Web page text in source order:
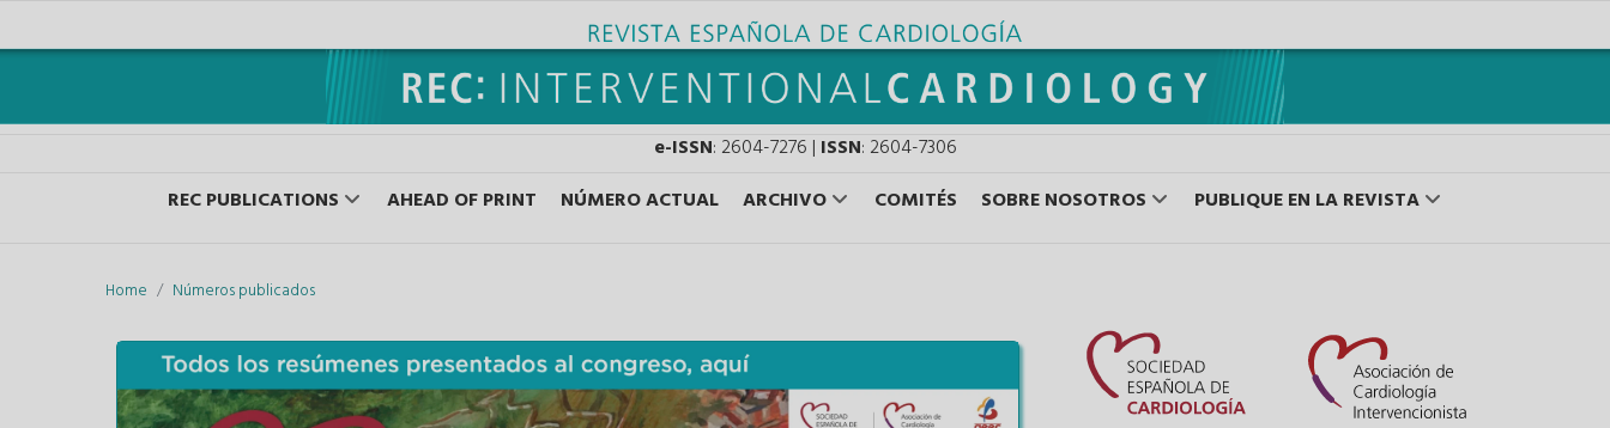
e-ISSN: 2604-7276 | ISSN: 2604-7306
REC PUBLICATIONS
AHEAD OF PRINT NÚMERO ACTUAL ARCHIVO COMITÉS SOBRE NOSOTROS PUBLIQUE EN LA REVISTA
Home Números publicados